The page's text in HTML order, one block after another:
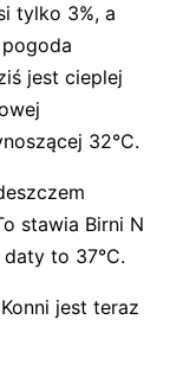
tylko 3%, a
jest cieplej
32°C.
stawia Birni N
to 37°C.
jest teraz